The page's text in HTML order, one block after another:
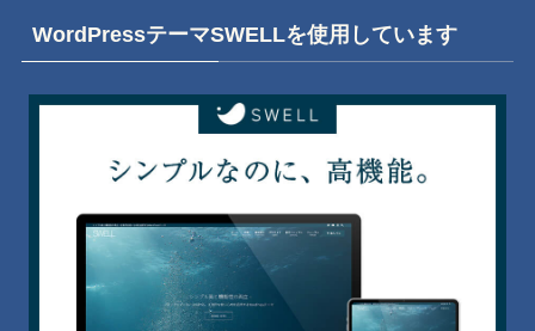
WordPressテーマSWELLを使用しています